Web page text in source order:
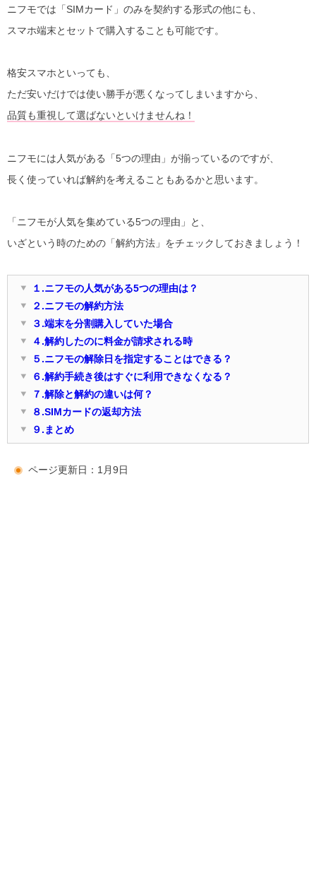
ニフモでは「SIMカード」のみを契約する形式の他にも、
スマホ端末とセットで購入することも可能です。
格安スマホといっても、
ただ安いだけでは使い勝手が悪くなってしまいますから、
品質も重視して選ばないといけませんね！
ニフモには人気がある「5つの理由」が揃っているのですが、
長く使っていれば解約を考えることもあるかと思います。
「ニフモが人気を集めている5つの理由」と、
いざという時のための「解約方法」をチェックしておきましょう！
１.ニフモの人気がある5つの理由は？
２.ニフモの解約方法
３.端末を分割購入していた場合
４.解約したのに料金が請求される時
５.ニフモの解除日を指定することはできる？
６.解約手続き後はすぐに利用できなくなる？
７.解除と解約の違いは何？
８.SIMカードの返却方法
９.まとめ
ページ更新日：1月9日